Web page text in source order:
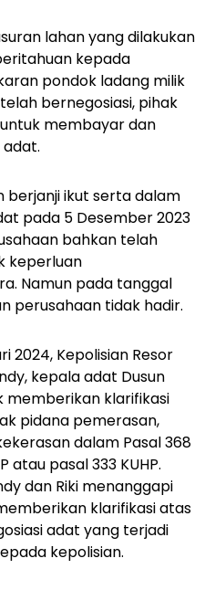
lahan yang dilakukan
kepada
pondok ladang milik
bernegosiasi, pihak
membayar dan
berjanji ikut serta dalam
pada 5 Desember 2023
bahkan telah
keperluan
Namun pada tanggal
perusahaan tidak hadir.
2024, Kepolisian Resor
kepala adat Dusun
memberikan klarifikasi
pidana pemerasan,
dalam Pasal 368
atau pasal 333 KUHP.
dan Riki menanggapi
klarifikasi atas
adat yang terjadi
kepolisian.